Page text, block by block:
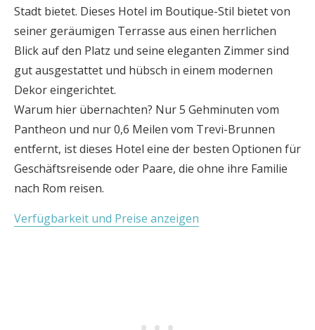
Stadt bietet. Dieses Hotel im Boutique-Stil bietet von
seiner geräumigen Terrasse aus einen herrlichen
Blick auf den Platz und seine eleganten Zimmer sind
gut ausgestattet und hübsch in einem modernen
Dekor eingerichtet.
Warum hier übernachten? Nur 5 Gehminuten vom
Pantheon und nur 0,6 Meilen vom Trevi-Brunnen
entfernt, ist dieses Hotel eine der besten Optionen für
Geschäftsreisende oder Paare, die ohne ihre Familie
nach Rom reisen.
Verfügbarkeit und Preise anzeigen